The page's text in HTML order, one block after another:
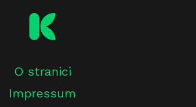
O stranici
Impressum